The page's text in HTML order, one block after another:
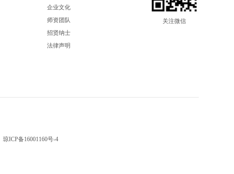
企业文化
师资团队
招贤纳士
法律声明
关注微信
琼ICP备16001160号-4